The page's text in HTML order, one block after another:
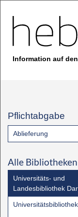
Information auf
Pflichtabgabe
Ablieferung
Alle Bibliotheken
Universitäts- und
Landesbibliothek